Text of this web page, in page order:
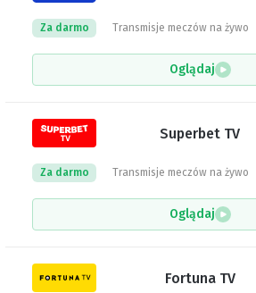
Transmisje meczów na żywo
Za darmo
Oglądaj
Superbet TV
Transmisje meczów na żywo
Za darmo
Oglądaj
Fortuna TV